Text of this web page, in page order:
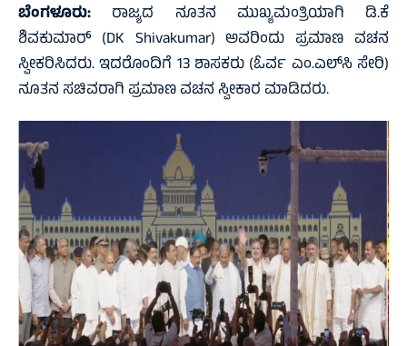
ಬೆಂಗಳೂರು: ರಾಜ್ಯದ ನೂತನ ಮುಖ್ಯಮಂತ್ರಿಯಾಗಿ ಡಿ.ಕೆ
ಶಿವಕುಮಾರ್ (DK Shivakumar) ಅವರಿಂದು ಪ್ರಮಾಣ ವಚನ
ಸ್ವೀಕರಿಸಿದರು. ಇದರೊಂದಿಗೆ 13 ಶಾಸಕರು (ಓರ್ವ ಎಂ.ಎಲ್‌ಸಿ ಸೇರಿ)
ನೂತನ ಸಚಿವರಾಗಿ ಪ್ರಮಾಣ ವಚನ ಸ್ವೀಕಾರ ಮಾಡಿದರು.